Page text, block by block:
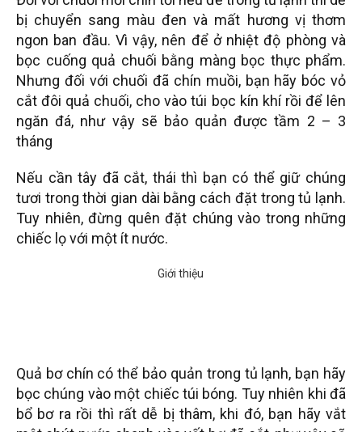
bị chuyển sang màu đen và mất hương vị thơm
ngon ban đầu. Vì vậy, nên để ở nhiệt độ phòng và
bọc cuống quả chuối bằng màng bọc thực phẩm.
Nhưng đối với chuối đã chín muồi, bạn hãy bóc vỏ
cắt đôi quả chuối, cho vào túi bọc kín khí rồi để lên
ngăn đá, như vậy sẽ bảo quản được tầm 2 – 3
tháng
Nếu cần tây đã cắt, thái thì bạn có thể giữ chúng
tươi trong thời gian dài bằng cách đặt trong tủ lạnh.
Tuy nhiên, đừng quên đặt chúng vào trong những
chiếc lọ với một ít nước.
Quả bơ chín có thể bảo quản trong tủ lạnh, bạn hãy
bọc chúng vào một chiếc túi bóng. Tuy nhiên khi đã
bổ bơ ra rồi thì rất dễ bị thâm, khi đó, bạn hãy vắt